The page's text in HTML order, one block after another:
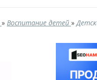
» Воспитание детей »